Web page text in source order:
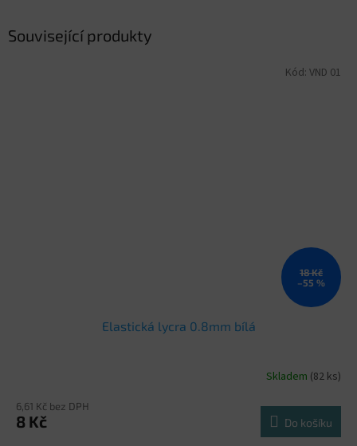
Související produkty
18 Kč
–55 %
Elastická lycra 0.8mm bílá
Skladem (82 ks)
6,61 Kč bez DPH
8 Kč Do košíku
Kód: VND 01